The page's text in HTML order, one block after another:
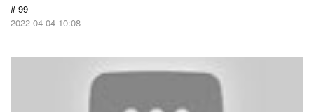
# 99
2022-04-04 10:08